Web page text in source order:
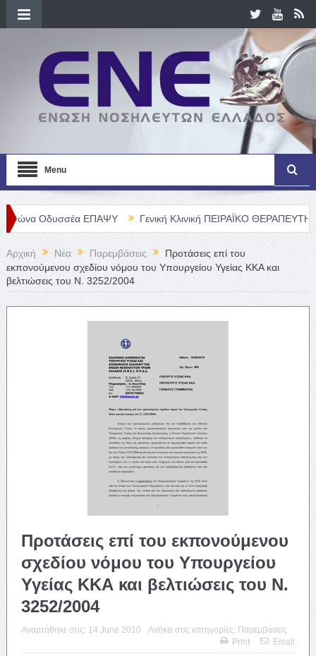
Menu
ΕΠΑΨΥ Γενική Κλινική ΠΕΙΡΑΪΚΟ ΘΕΡΑΠΕΥΤΗΡΙΟ Α. Ε. –
Αρχική Νέα Παρεμβάσεις
Προτάσεις επί του
εκπονούμενου σχεδίου νόμου του Υπουργείου Υγείας ΚΚΑ και
βελτιώσεις του Ν. 3252/2004
Προτάσεις επί του εκπονούμενου
σχεδίου νόμου του Υπουργείου
Υγείας ΚΚΑ και βελτιώσεις του Ν.
3252/2004
Αναρτήθηκε στις: 14 June 2010 Ανήκει στις κατηγορίες: Παρεμβάσεις
Print
Email